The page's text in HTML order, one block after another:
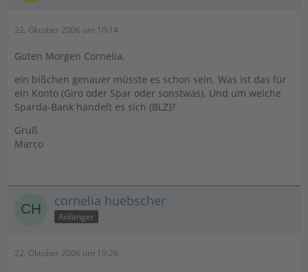
22. Oktober 2006 um 10:14
Guten Morgen Cornelia,
ein bißchen genauer müsste es schon sein. Was ist das für
ein Konto (Giro oder Spar oder sonstwas). Und um welche
Sparda-Bank handelt es sich (BLZ)?
Gruß
Marco
cornelia huebscher
Anfänger
22. Oktober 2006 um 19:26